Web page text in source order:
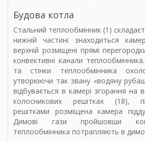
Будова котла
Стальний теплообмінник (1)
нижній частині знаходиться
верхній розміщені прямі
конвективні канали
та стінки теплообмінника
утворюючи так звану «водяну
відбувається в камері згорання на
колосникових решітках (18),
решітками розміщена камера
Димові гази пройшовши
теплообмінника потрапляють в